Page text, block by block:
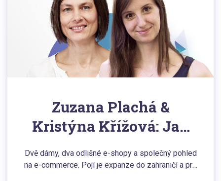
Zuzana Plachá &
Kristýna Křížová: Jak
se e-shopům pod
vedením žen podařilo
Dvě dámy, dva odlišné e-shopy a společný pohled
na e-commerce. Pojí je expanze do zahraničí a pro